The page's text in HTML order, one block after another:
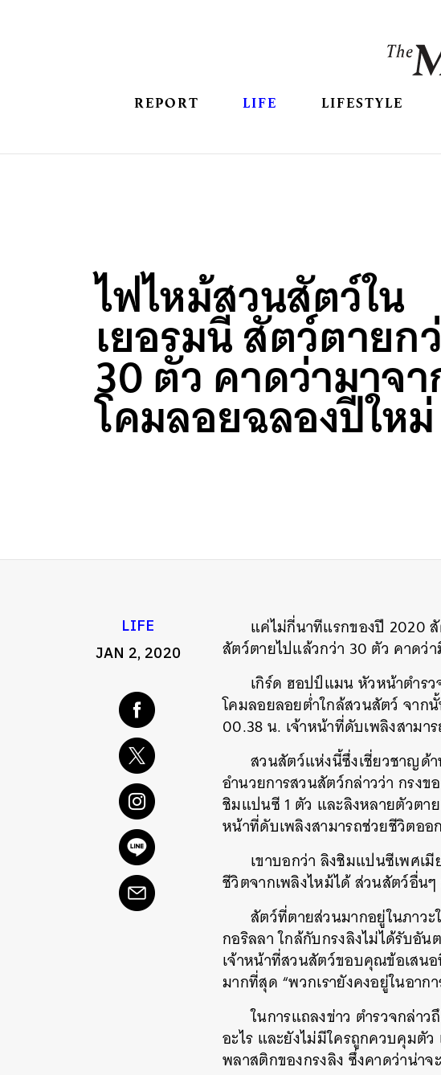
REPORT LIFE LIFESTYLE
ไฟไหม้สวนสัตว์ใน
เยอรมนี สัตว์ตายก
30 ตัว คาดว่ามาจ
โคมลอยฉลองปีใหม่
LIFE
JAN 2, 2020
แค่ไม่กี่นาทีแรกของปี 2020
สัตว์ตายไปแล้วกว่า 30 ตัว คาดว่
เกิร์ด ฮอปป์แมน หัวหน้าตำร
โคมลอยลอยต่ำใกล้สวนสัตว์ จาก
00.38 น. เจ้าหน้าที่ดับเพลิงสามา
สวนสัตว์แห่งนี้ซึ่งเชี่ยวชาญด้
อำนวยการสวนสัตว์กล่าวว่า กรง
ชิมแปนซี 1 ตัว และลิงหลายตัวตา
หน้าที่ดับเพลิงสามารถช่วยชีวิตอ
เขาบอกว่า ลิงชิมแปนซีเพศ
ชีวิตจากเพลิงไหม้ได้ ส่วนสัตว์อื่นๆ
สัตว์ที่ตายส่วนมากอยู่ในภาว
กอริลลา ใกล้กับกรงลิงไม่ได้รับอั
เจ้าหน้าที่สวนสัตว์ขอบคุณข้อเสน
มากที่สุด “พวกเรายังคงอยู่ในอาก
ในการแถลงข่าว ตำรวจกล่า
อะไร และยังไม่มีใครถูกควบคุมตั
พลาสติกของกรงลิง ซึ่งคาดว่าน่า